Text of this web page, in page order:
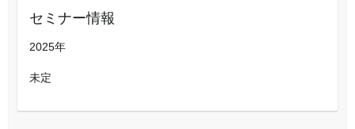
セミナー情報
2025年
未定